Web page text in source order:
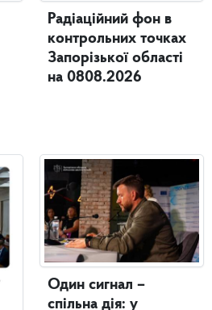
Радіаційний фон в
контрольних точках
Запорізької області
на 0808.2026
Один сигнал –
спільна дія: у